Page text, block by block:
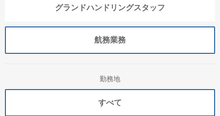
グランドハンドリングスタッフ
航務業務
勤務地
すべて